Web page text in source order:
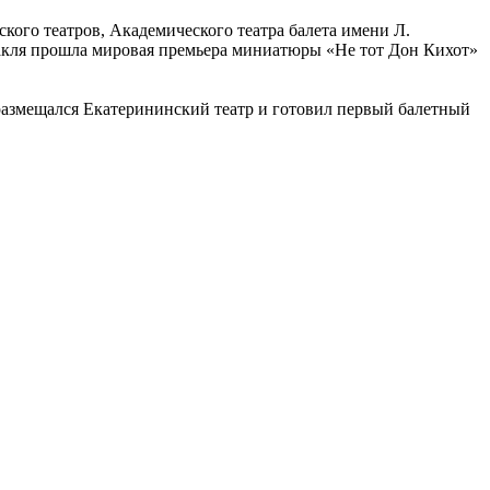
театров, Академического театра балета имени Л.
прошла мировая премьера миниатюры «Не тот Дон Кихот»
Екатерининский театр и готовил первый балетный